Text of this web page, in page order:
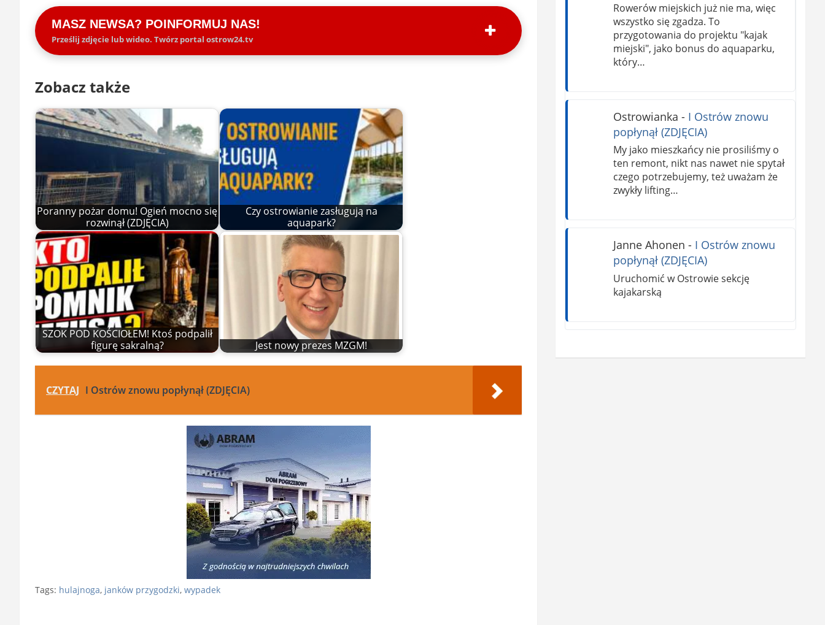
MASZ NEWSA? POINFORMUJ NAS!
Prześlij zdjęcie lub wideo. Twórz portal ostrow24.tv
Zobacz także
Poranny pożar domu! Ogień mocno się
rozwinął (ZDJĘCIA)
Czy ostrowianie zasługują na
aquapark?
SZOK POD KOŚCIOŁEM! Ktoś podpalił
figurę sakralną?
Jest nowy prezes MZGM!
CZYTAJ I Ostrów znowu popłynął (ZDJĘCIA)
Tags: hulajnoga, janków przygodzki, wypadek
Rowerów miejskich już nie ma, więc
wszystko się zgadza. To
przygotowania do projektu "kajak
miejski", jako bonus do aquaparku,
który…
Ostrowianka - I Ostrów znowu
popłynął (ZDJĘCIA)
My jako mieszkańcy nie prosiliśmy o
ten remont, nikt nas nawet nie spytał
czego potrzebujemy, też uważam że
zwykły lifting…
Janne Ahonen - I Ostrów znowu
popłynął (ZDJĘCIA)
Uruchomić w Ostrowie sekcję
kajakarską